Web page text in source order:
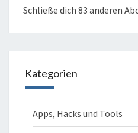
Schließe dich 83 anderen
Kategorien
Apps, Hacks und Tools